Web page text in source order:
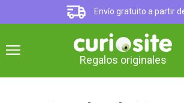
Envío gratuito a partir
Regalos originales